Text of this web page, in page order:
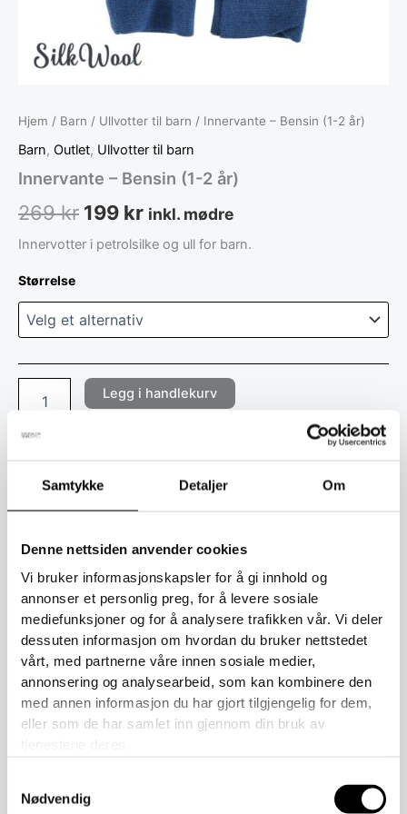
Samtykke Detaljer Om
Denne nettsiden anvender cookies
Vi bruker informasjonskapsler for å gi innhold og
annonser et personlig preg, for å levere sosiale
mediefunksjoner og for å analysere trafikken vår. Vi deler
dessuten informasjon om hvordan du bruker nettstedet
vårt, med partnerne våre innen sosiale medier,
annonsering og analysearbeid, som kan kombinere den
med annen informasjon du har gjort tilgjengelig for dem,
eller som de har samlet inn gjennom din bruk av
Nødvendig
Hjem / Barn / Ullvotter til barn / Innervante – Bensin (1-2 år)
Barn, Outlet, Ullvotter til barn
Innervante – Bensin (1-2 år)
269kr 199 kr inkl. mødre
Innervotter i petrolsilke og ull for barn.
Størrelse
Legg i handlekurv
Beskrivelse
Tilleggsinformasjon
Herlige innervotter i silkeull, perfekte som første lag i votter
eller galosjer. Silkeull er en blanding av silke og merinoull
som gjør dem varme og pustende. Silkeull er også et glatt
Laget i Finland av 67 % ufarget, mulesingfri merinoull, 30 %